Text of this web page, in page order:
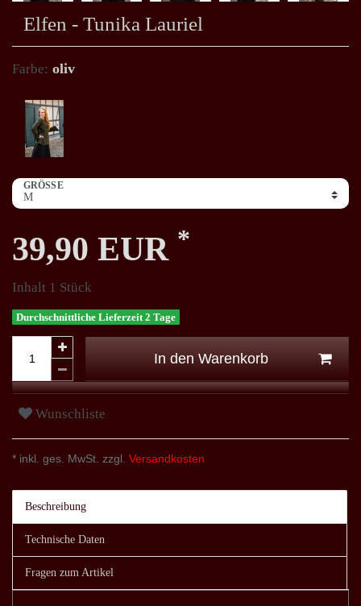
Elfen - Tunika Lauriel
Farbe: oliv
GRÖSSE
39,90 EUR *
Inhalt 1 Stück
Durchschnittliche Lieferzeit 2 Tage
In den Warenkorb
Wunschliste
* inkl. ges. MwSt. zzgl. Versandkosten
Beschreibung
Technische Daten
Fragen zum Artikel